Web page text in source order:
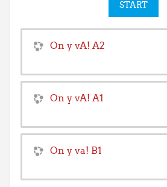
On y vA! A2
On y vA! A1
On y va! B1